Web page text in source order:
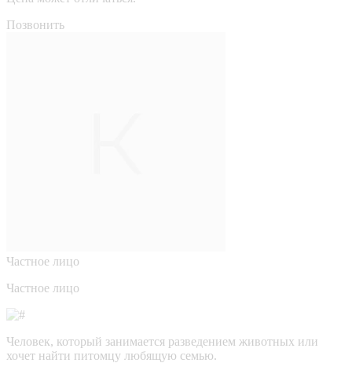
Позвонить
Частное лицо
Частное лицо
Человек, который занимается разведением животных или
хочет найти питомцу любящую семью.